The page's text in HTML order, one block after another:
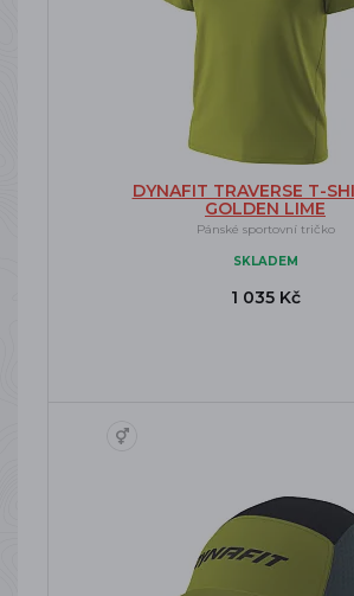
DYNAFIT TRAVERSE T-
GOLDEN LIME
Pánské sportovní tričko
SKLADEM
1 035 Kč